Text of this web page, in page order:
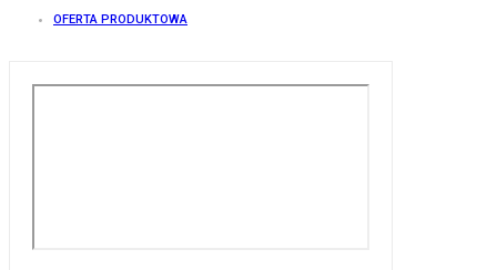
OFERTA PRODUKTOWA